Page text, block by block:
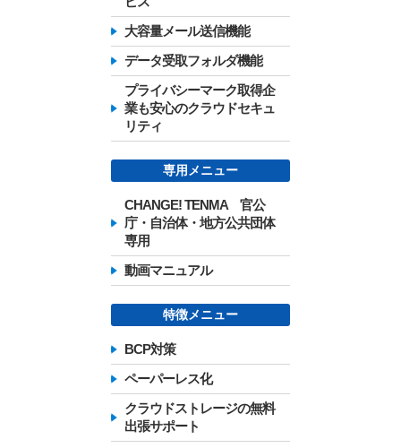
大容量メール送信機能
データ受取フォルダ機能
プライバシーマーク取得企
業も安心のクラウドセキュ
リティ
専用メニュー
CHANGE! TENMA 官公
庁・自治体・地方公共団体
専用
動画マニュアル
特徴メニュー
BCP対策
ペーパーレス化
クラウドストレージの無料
出張サポート